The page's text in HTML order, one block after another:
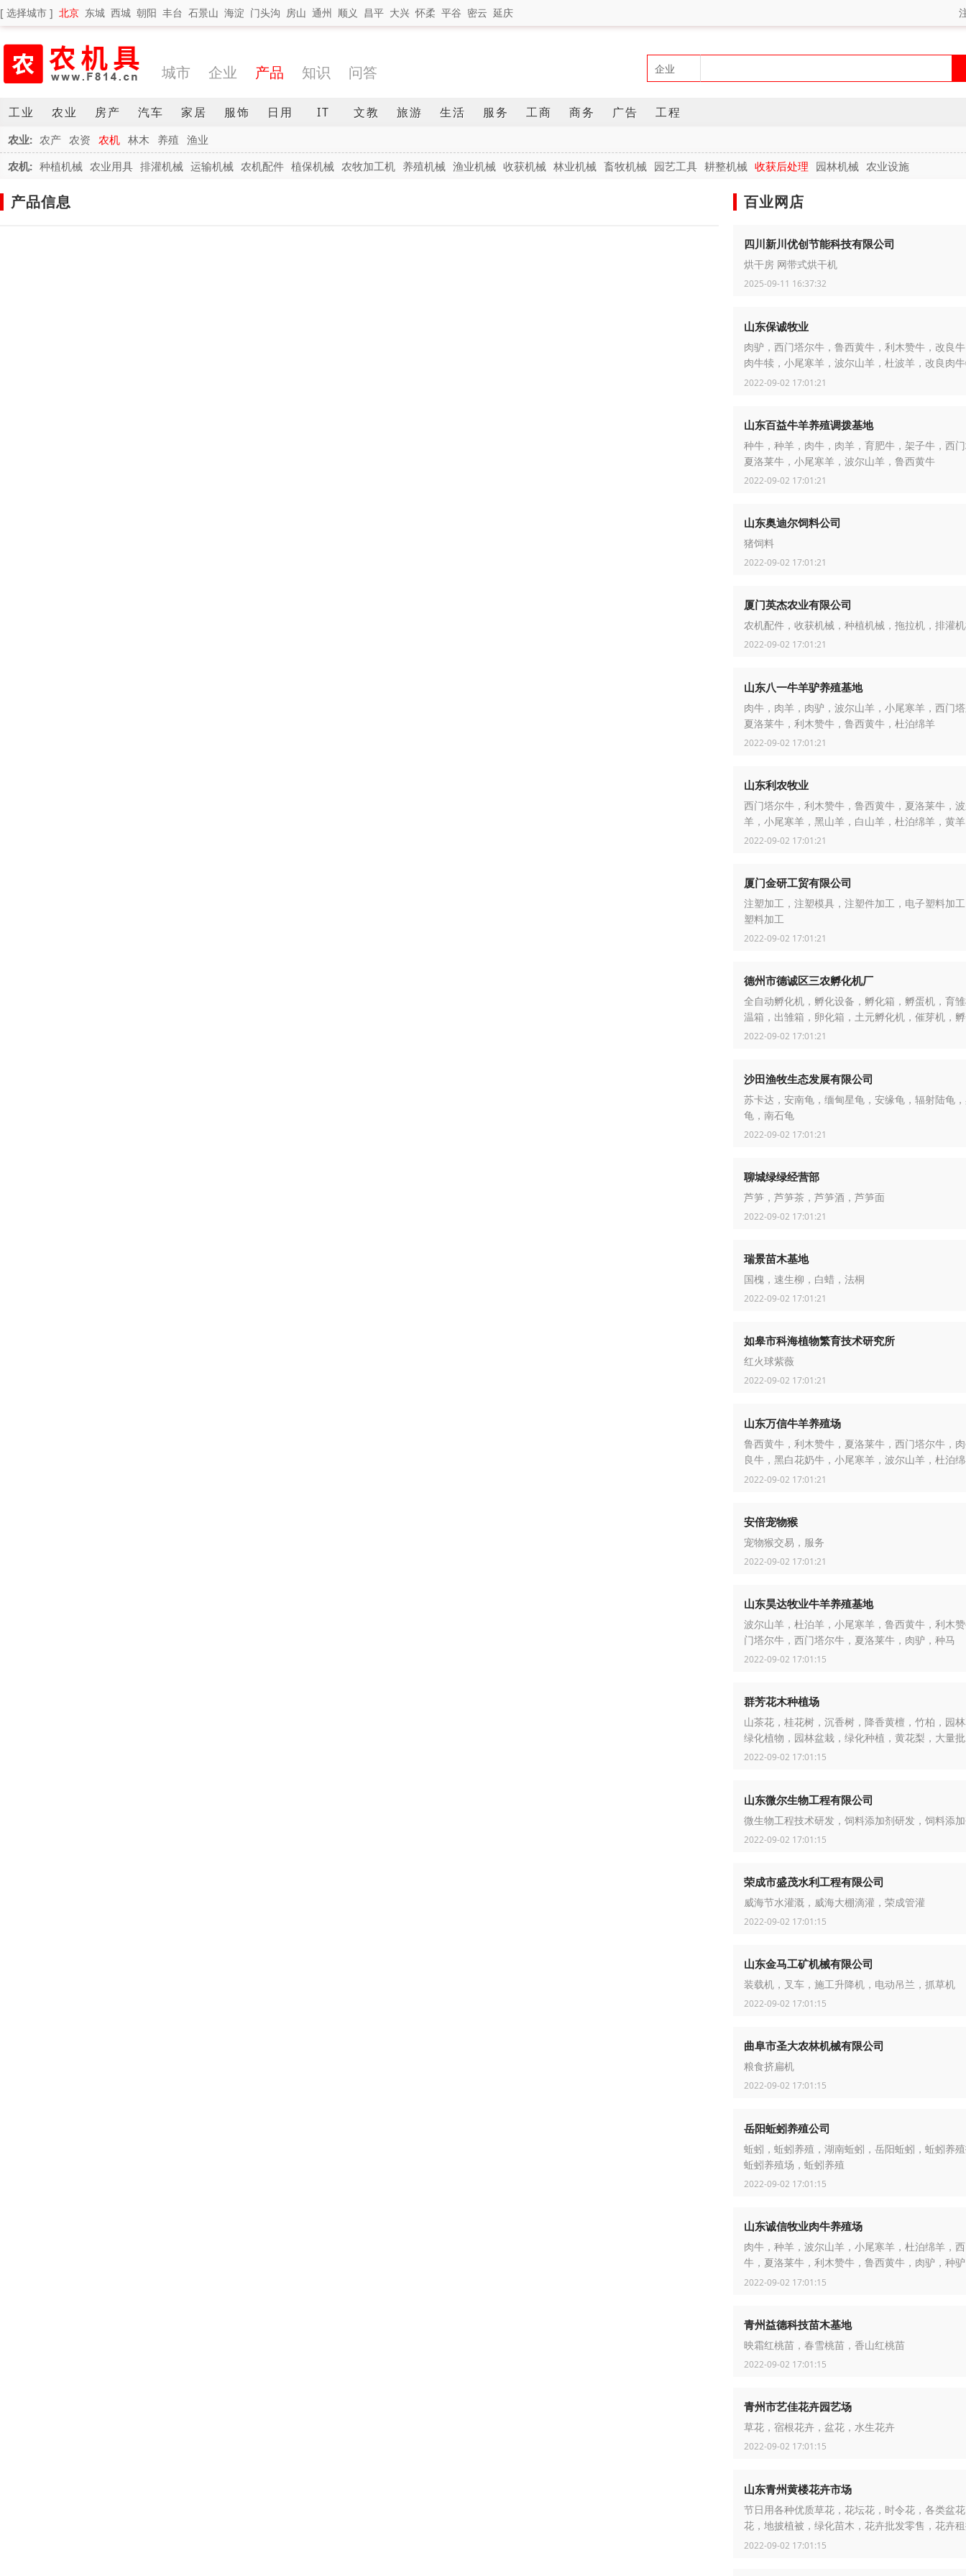
[ 选择城市 ] 北京 东城 西城 朝阳 丰台 石景山 海淀 门头沟 房山 通州 顺义 昌平 大兴 怀柔 平谷 密云 延庆
城市 企业 产品 知识 问答
工业 农业 房产 汽车 家居 服饰 日用 IT 文教 旅游 生活 服务 工商 商务 广告 工程
农业: 农产 农资 农机 林木 养殖 渔业
农机: 种植机械 农业用具 排灌机械 运输机械 农机配件 植保机械 农牧加工机 养殖机械 渔业机械 收获机械 林业机械 畜牧机械 园艺工具 耕整机械 收获后处理 园林机械 农业设施
产品信息 百业网店
四川新川优创节能科技有限公司
烘干房 网带式烘干机
2025-09-11 16:37:32
山东保诚牧业
肉驴，西门塔尔牛，鲁西黄牛，利木赞牛，改良
肉牛犊，小尾寒羊，波尔山羊，杜波羊，改良肉
肥牛，南阳驴
2022-09-02 17:01:21
山东百益牛羊养殖调拨基地
种牛，种羊，肉牛，肉羊，育肥牛，架子牛，西
夏洛莱牛，小尾寒羊，波尔山羊，鲁西黄牛
2022-09-02 17:01:21
山东奥迪尔饲料公司
猪饲料
2022-09-02 17:01:21
厦门英杰农业有限公司
农机配件，收获机械，种植机械，拖拉机，排灌
2022-09-02 17:01:21
山东八一牛羊驴养殖基地
肉牛，肉羊，肉驴，波尔山羊，小尾寒羊，西门
夏洛莱牛，利木赞牛，鲁西黄牛，杜泊绵羊
2022-09-02 17:01:21
山东利农牧业
西门塔尔牛，利木赞牛，鲁西黄牛，夏洛莱牛，
羊，小尾寒羊，黑山羊，白山羊，杜泊绵羊，黄
2022-09-02 17:01:21
厦门金研工贸有限公司
注塑加工，注塑模具，注塑件加工，电子塑料加
塑料加工
2022-09-02 17:01:21
德州市德诚区三农孵化机厂
全自动孵化机，孵化设备，孵化箱，孵蛋机，育
温箱，出雏箱，卵化箱，土元孵化机，催芽机，
2022-09-02 17:01:21
沙田渔牧生态发展有限公司
苏卡达，安南龟，缅甸星龟，安缘龟，辐射陆龟
龟，南石龟
2022-09-02 17:01:21
聊城绿绿经营部
芦笋，芦笋茶，芦笋酒，芦笋面
2022-09-02 17:01:21
瑞景苗木基地
国槐，速生柳，白蜡，法桐
2022-09-02 17:01:21
如皋市科海植物繁育技术研究所
红火球紫薇
2022-09-02 17:01:21
山东万信牛羊养殖场
鲁西黄牛，利木赞牛，夏洛莱牛，西门塔尔牛，
良牛，黑白花奶牛，小尾寒羊，波尔山羊，杜泊
江黄羊，肉羊奶羊
2022-09-02 17:01:21
安倍宠物猴
宠物猴交易，服务
2022-09-02 17:01:21
山东昊达牧业牛羊养殖基地
波尔山羊，杜泊羊，小尾寒羊，鲁西黄牛，利木
门塔尔牛，西门塔尔牛，夏洛莱牛，肉驴，种马
2022-09-02 17:01:15
群芳花木种植场
山茶花，桂花树，沉香树，降香黄檀，竹柏，园
绿化植物，园林盆栽，绿化种植，黄花梨，大量
2022-09-02 17:01:15
山东微尔生物工程有限公司
微生物工程技术研发，饲料添加剂研发，饲料添
2022-09-02 17:01:15
荣成市盛茂水利工程有限公司
威海节水灌溉，威海大棚滴灌，荣成管灌
2022-09-02 17:01:15
山东金马工矿机械有限公司
装载机，叉车，施工升降机，电动吊兰，抓草机
2022-09-02 17:01:15
曲阜市圣大农林机械有限公司
粮食挤扁机
2022-09-02 17:01:15
岳阳蚯蚓养殖公司
蚯蚓，蚯蚓养殖，湖南蚯蚓，岳阳蚯蚓，蚯蚓养
蚯蚓养殖场，蚯蚓养殖
2022-09-02 17:01:15
山东诚信牧业肉牛养殖场
肉牛，种羊，波尔山羊，小尾寒羊，杜泊绵羊，
牛，夏洛莱牛，利木赞牛，鲁西黄牛，肉驴，种
牛
2022-09-02 17:01:15
青州益德科技苗木基地
映霜红桃苗，春雪桃苗，香山红桃苗
2022-09-02 17:01:15
青州市艺佳花卉园艺场
草花，宿根花卉，盆花，水生花卉
2022-09-02 17:01:15
山东青州黄楼花卉市场
节日用各种优质草花，花坛花，时令花，各类盆
花，地披植被，绿化苗木，花卉批发零售，花卉
销配送
2022-09-02 17:01:15